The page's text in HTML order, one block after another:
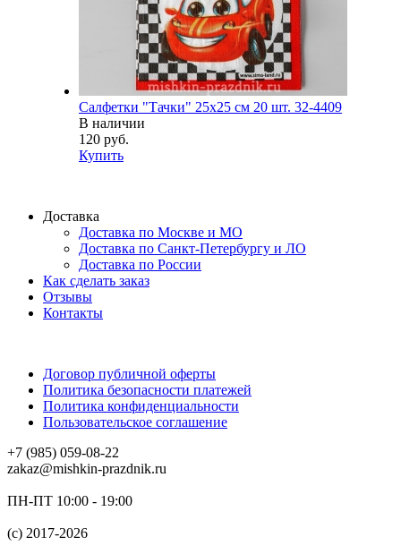
Салфетки "Тачки" 25х25 см 20 шт. 32-4409
В наличии
120 руб.
Купить
Доставка
Доставка по Москве и МО
Доставка по Санкт-Петербургу и ЛО
Доставка по России
Как сделать заказ
Отзывы
Контакты
Договор публичной оферты
Политика безопасности платежей
Политика конфиденциальности
Пользовательское соглашение
+7 (985) 059-08-22
zakaz@mishkin-prazdnik.ru
ПН-ПТ 10:00 - 19:00
(c) 2017-2026